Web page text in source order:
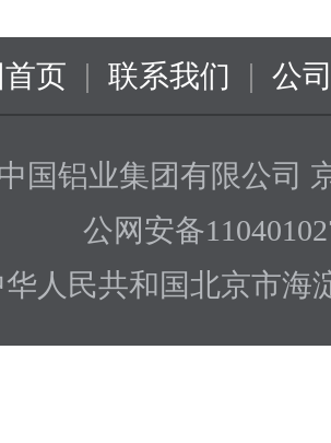
页 | 联系我们 | 公
国铝业集团有限公司
公网安备
人民共和国北京市海